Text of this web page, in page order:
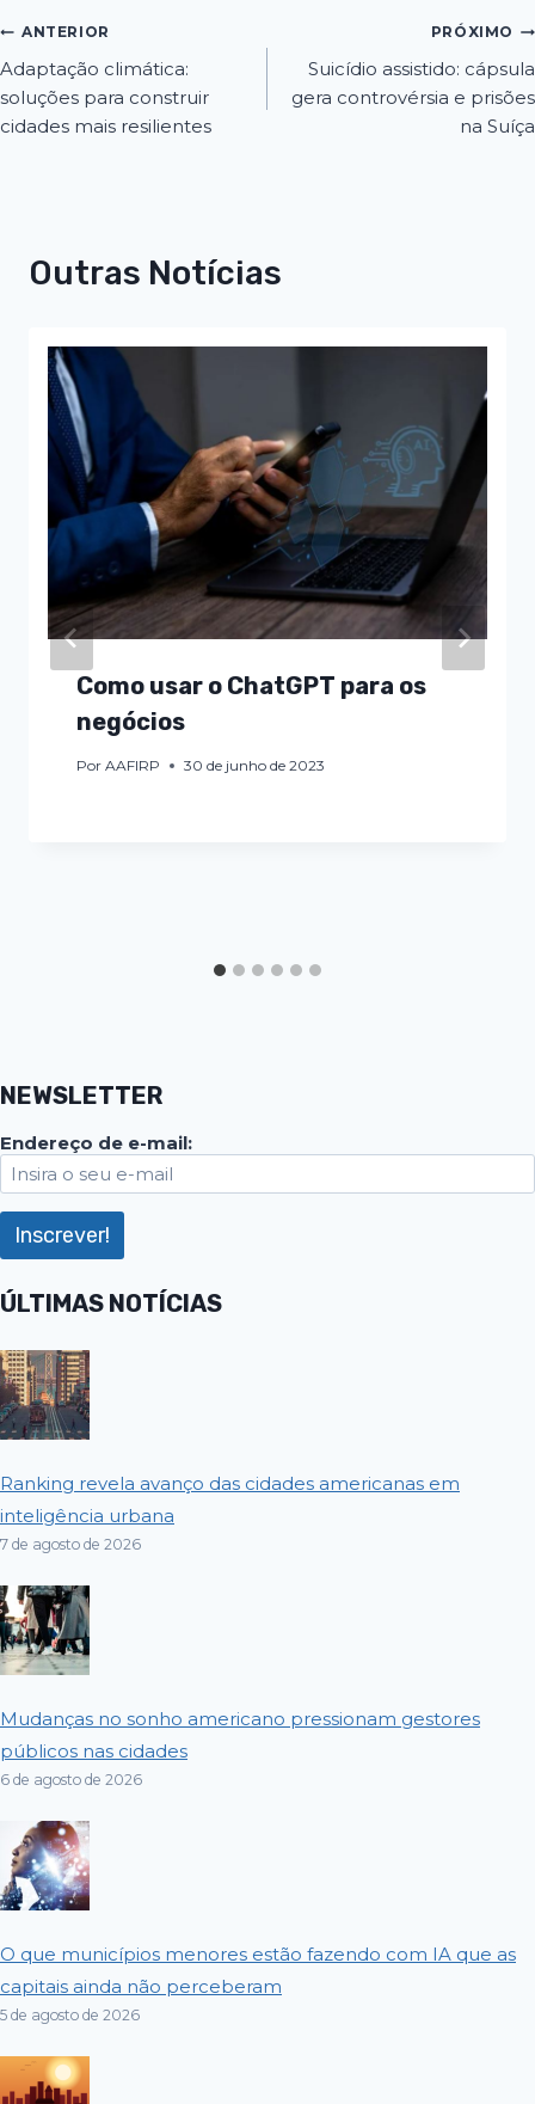
ANTERIOR
Adaptação climática:
soluções para construir
cidades mais resilientes
PRÓXIMO
Suicídio assistido: cápsula
gera controvérsia e prisões
na Suíça
Outras Notícias
Como usar o ChatGPT para os
negócios
Por AAFIRP 30 de junho de 2023
NEWSLETTER
Endereço de e-mail:
ÚLTIMAS NOTÍCIAS
Ranking revela avanço das cidades americanas em
inteligência urbana
7 de agosto de 2026
Mudanças no sonho americano pressionam gestores
públicos nas cidades
6 de agosto de 2026
O que municípios menores estão fazendo com IA que as
capitais ainda não perceberam
5 de agosto de 2026